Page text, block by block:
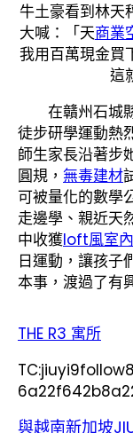
牛土豪看到林天
大喊：「天商業
我用百萬現金買
這
在贛州石城
徒步研學運動熱
師生家長沿著步
圓規， 無毒建材
可被量化的數學
走邊學、親近天
中收獲loft風室
日運動，讓孩子
本事，渡過了有
THE R3 寓所
TC:jiuyi9follow8
與越南新加坡